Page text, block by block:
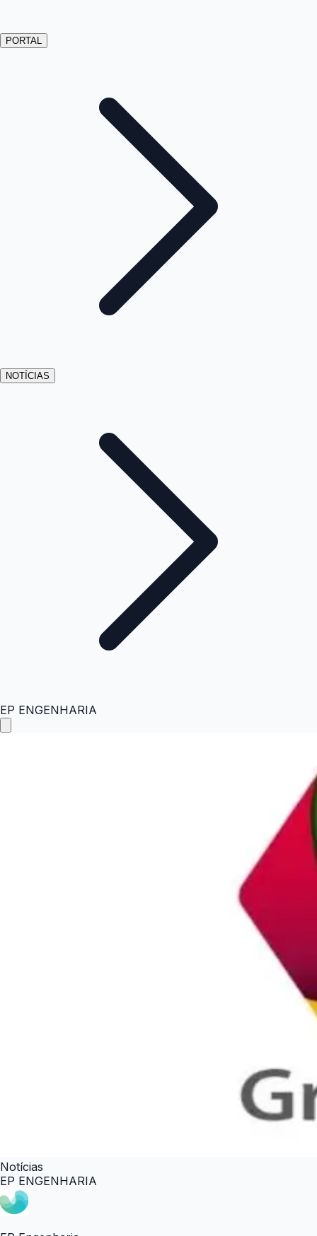
PORTAL
NOTÍCIAS
EP ENGENHARIA
Notícias
EP ENGENHARIA